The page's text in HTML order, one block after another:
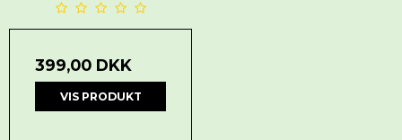
399,00 DKK
VIS PRODUKT